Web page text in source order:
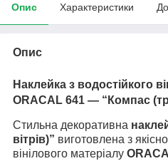
Опис Характеристики
Опис
Наклейка з водостійкого
ORACAL 641 — “Компас
Стильна декоративна
вітрів)” виготовлена з
вінілового матеріалу